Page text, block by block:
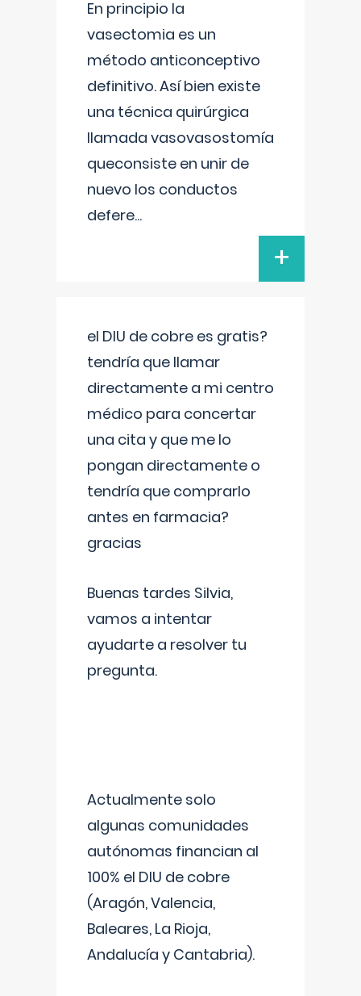
En principio la
vasectomia es un
método anticonceptivo
definitivo. Así bien existe
una técnica quirúrgica
llamada vasovasostomía
queconsiste en unir de
nuevo los conductos
defere...
+
el DIU de cobre es gratis?
tendría que llamar
directamente a mi centro
médico para concertar
una cita y que me lo
pongan directamente o
tendría que comprarlo
antes en farmacia?
gracias
Buenas tardes Silvia,
vamos a intentar
ayudarte a resolver tu
pregunta.
Actualmente solo
algunas comunidades
autónomas financian al
100% el DIU de cobre
(Aragón, Valencia,
Baleares, La Rioja,
Andalucía y Cantabria).